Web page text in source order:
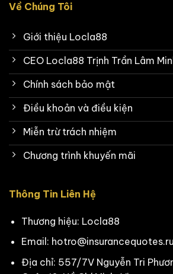
Về Chúng Tôi
Giới thiệu Locla88
CEO Locla88 Trịnh Trần Lâm
Chính sách bảo mật
Điều khoản và điều kiện
Miễn trừ trách nhiệm
Chương trình khuyến mãi
Thông Tin Liên Hệ
Thương hiệu: Locla88
Email:
Địa chỉ: 557/7V Nguyễn Tri